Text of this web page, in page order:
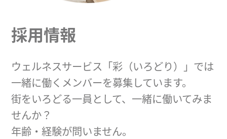
採用情報
ウェルネスサービス「彩（いろどり）」では
一緒に働くメンバーを募集しています。
街をいろどる一員として、一緒に働いてみま
せんか？
年齢・経験が問いません。